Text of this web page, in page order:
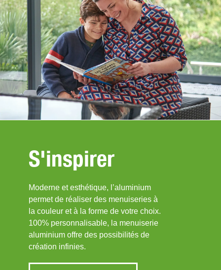
S'inspirer
Moderne et esthétique, l’aluminium
permet de réaliser des menuiseries à
la couleur et à la forme de votre choix.
100% personnalisable, la menuiserie
aluminium offre des possibilités de
création infinies.